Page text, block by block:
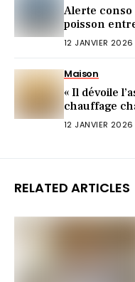
Alerte conso
poisson
pourquoi)
12 JANVIER 2026
Maison
« Il dévoile
chauffage
12 JANVIER 2026
RELATED ARTICLES